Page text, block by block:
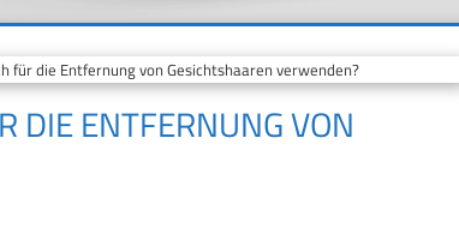
für die Entfernung von Gesichtshaaren verwenden?
DIE ENTFERNUNG VON